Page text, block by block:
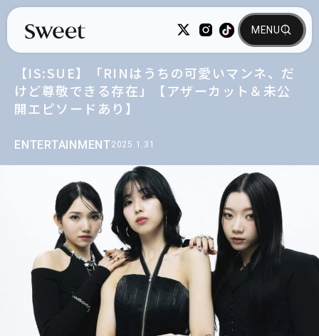
ENTERTAINMENT2025.1.31
【IS:SUE】「RINはうちの可愛いマンネ、だ
けど尊敬できる存在」【アザーカット＆未公
開エピソードあり】